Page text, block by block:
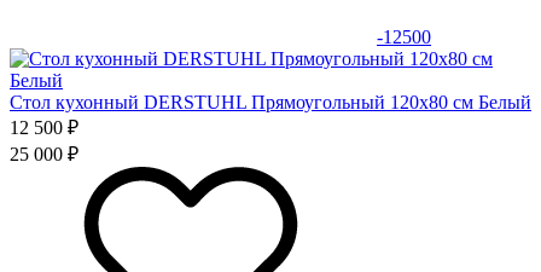
-12500
Стол кухонный DERSTUHL Прямоугольный 120х80 см Белый
12 500 ₽
25 000 ₽